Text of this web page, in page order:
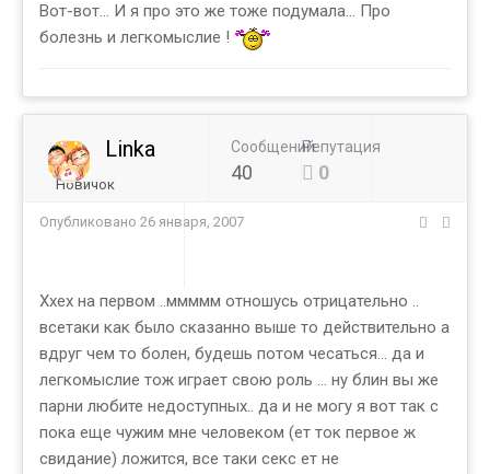
Вот-вот... И я про это же тоже подумала... Про
болезнь и легкомыслие !
Linka
Новичок
Сообщений
40
Репутация
0
Опубликовано 26 января, 2007
Ххех на первом ..ммммм отношусь отрицательно ..
всетаки как было сказанно выше то действительно а
вдруг чем то болен, будешь потом чесаться... да и
легкомыслие тож играет свою роль ... ну блин вы же
парни любите недоступных.. да и не могу я вот так с
пока еще чужим мне человеком (ет ток первое ж
свидание) ложится, все таки секс ет не